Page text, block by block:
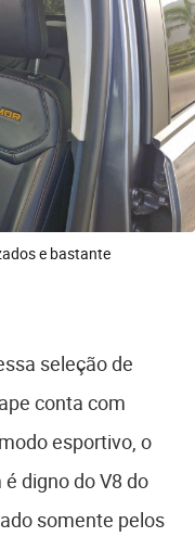
e bastante
seleção de
conta com
esportivo, o
digno do V8 do
somente pelos